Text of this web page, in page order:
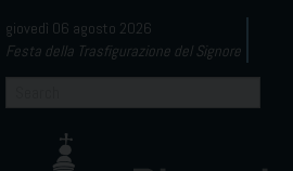
to
content
giovedì 06 agosto 2026
Festa della Trasfigurazione del Signore